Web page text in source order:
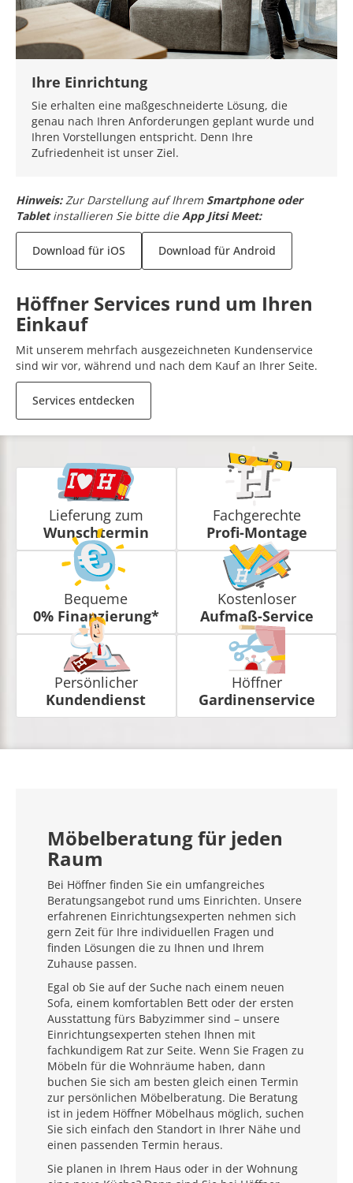
Ihre Einrichtung
Sie erhalten eine maßgeschneiderte Lösung, die
genau nach Ihren Anforderungen geplant wurde und
Ihren Vorstellungen entspricht. Denn Ihre
Zufriedenheit ist unser Ziel.
Hinweis: Zur Darstellung auf Ihrem Smartphone oder
Tabletinstallieren Sie bitte dieApp Jitsi Meet:
Download für iOS Download für Android
Höffner Services rund um Ihren
Einkauf
Mit unserem mehrfach ausgezeichneten Kundenservice
sind wir vor, während und nach dem Kauf an Ihrer Seite.
Services entdecken
Lieferung zum
Wunschtermin
Fachgerechte
Profi-Montage
Bequeme
0% Finanzierung*
Kostenloser
Aufmaß-Service
Persönlicher
Kundendienst
Höffner
Gardinenservice
Möbelberatung für jeden
Raum
Bei Höffner finden Sie ein umfangreiches
Beratungsangebot rund ums Einrichten. Unsere
erfahrenen Einrichtungsexperten nehmen sich
gern Zeit für Ihre individuellen Fragen und
finden Lösungen die zu Ihnen und Ihrem
Zuhause passen.
Egal ob Sie auf der Suche nach einem neuen
Sofa, einem komfortablen Bett oder der ersten
Ausstattung fürs Babyzimmer sind – unsere
Einrichtungsexperten stehen Ihnen mit
fachkundigem Rat zur Seite. Wenn Sie Fragen zu
Möbeln für die Wohnräume haben, dann
buchen Sie sich am besten gleich einen Termin
zur persönlichen Möbelberatung. Die Beratung
ist in jedem Höffner Möbelhaus möglich, suchen
Sie sich einfach den Standort in Ihrer Nähe und
einen passenden Termin heraus.
Sie planen in Ihrem Haus oder in der Wohnung